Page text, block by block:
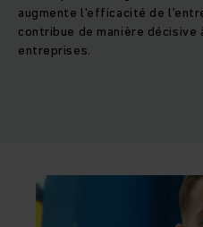
augmente l'efficacité de
contribue de manière
entreprises.